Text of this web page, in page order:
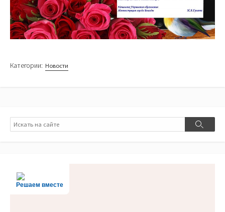
Категории: Новости
Поиск
Поиск
Решаем вместе